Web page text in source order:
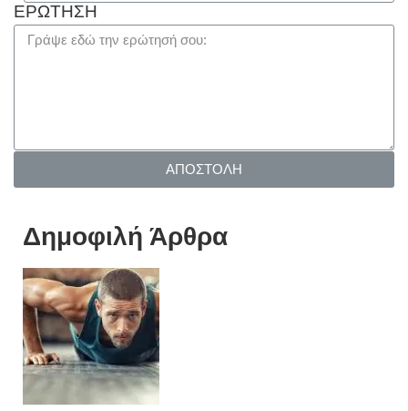
ΕΡΩΤΗΣΗ
ΑΠΟΣΤΟΛΗ
Δημοφιλή Άρθρα